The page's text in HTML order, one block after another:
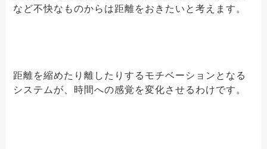
など不快なものからは距離をおきたいと考えます。
距離を縮めたり離したりするモチベーションとなる
システムが、時間への感覚を変化させるわけです。